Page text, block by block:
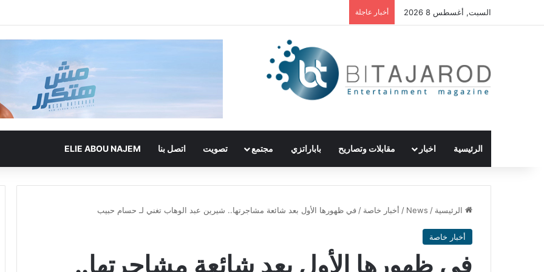
السبت, أغسطس 8 2026 أخبار عاجلة
الرئيسية اخبار مقابلات وتصاريح باباراتزي مجتمع تصويت اتصل بنا ELIE ABOU NAJEM
الرئيسية /
News
/ أخبار خاصة / في ظهورها الأول بعد شائعة مشاجرتها.. شيرين عبد الوهاب تغني لـ حسام حبيب
أخبار خاصة
في ظهورها الأول بعد شائعة مشاجرتها..